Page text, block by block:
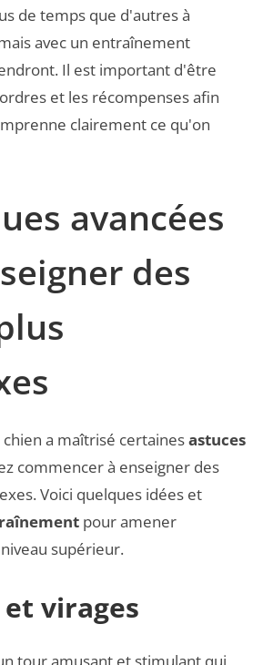
de temps que d'autres à
avec un entraînement
Il est important d'être
et les récompenses afin
clairement ce qu'on
avancées
des
a maîtrisé certainesastuces
commencer à enseigner des
Voici quelques idées et
pour amener
supérieur.
et virages